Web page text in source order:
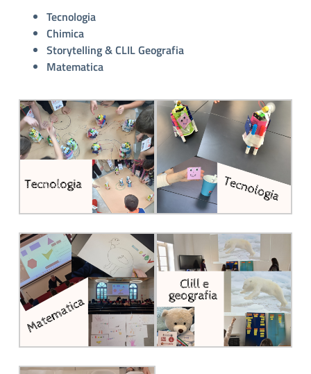
Tecnologia
Chimica
Storytelling & CLIL Geografia
Matematica